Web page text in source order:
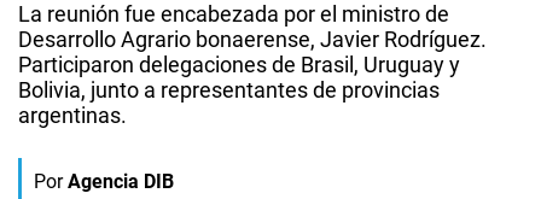
La reunión fue encabezada por el ministro de
Desarrollo Agrario bonaerense, Javier Rodríguez.
Participaron delegaciones de Brasil, Uruguay y
Bolivia, junto a representantes de provincias
argentinas.
Por Agencia DIB